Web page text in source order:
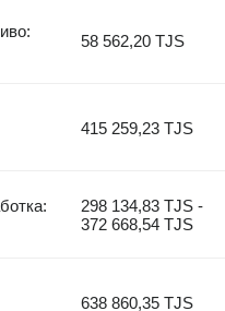
58 562,20 TJS
415 259,23 TJS
298 134,83 TJS -
372 668,54 TJS
638 860,35 TJS